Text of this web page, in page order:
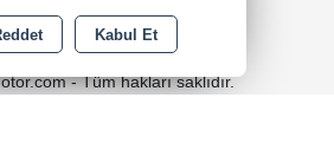
- Tüm hakları saklıdır.
Kabul Et